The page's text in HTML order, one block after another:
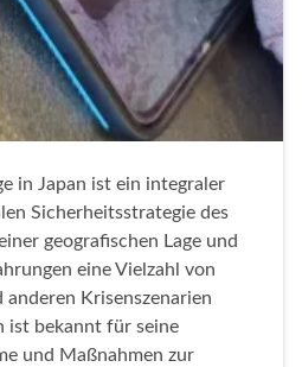
in Japan ist ein integraler
Sicherheitsstrategie des
geografischen Lage und
eine Vielzahl von
Krisenszenarien
ist bekannt für seine
und Maßnahmen zur